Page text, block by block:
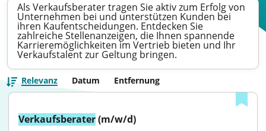
Als Verkaufsberater tragen Sie aktiv zum Erfolg von
Unternehmen bei und unterstützen Kunden bei
ihren Kaufentscheidungen. Entdecken Sie
zahlreiche Stellenanzeigen, die Ihnen spannende
Karrieremöglichkeiten im Vertrieb bieten und Ihr
Verkaufstalent zur Geltung bringen.
Relevanz Datum Entfernung
Verkaufsberater (m/w/d)